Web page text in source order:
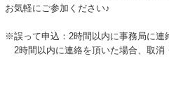
お気軽にご参加ください♪
※誤って申込：2時間以内に事務局に連
2時間以内に連絡を頂いた場合、取消